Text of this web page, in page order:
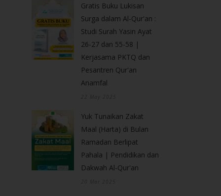
Gratis Buku Lukisan
Surga dalam Al-Qur'an :
Studi Surah Yasin Ayat
26-27 dan 55-58 |
Kerjasama PKTQ dan
Pesantren Qur'an
Anamfal
Yuk Tunaikan Zakat
Maal (Harta) di Bulan
Ramadan Berlipat
Pahala | Pendidikan dan
Dakwah Al-Qur'an